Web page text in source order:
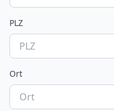
PLZ
Ort